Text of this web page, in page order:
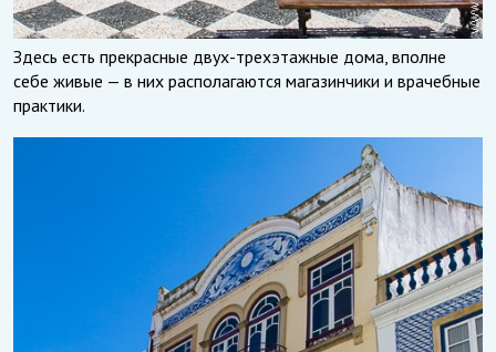
Здесь есть прекрасные двух-трехэтажные дома, вполне
себе живые — в них располагаются магазинчики и врачебные
практики.